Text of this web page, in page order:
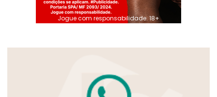
Jogue com responsabilidade. 18+